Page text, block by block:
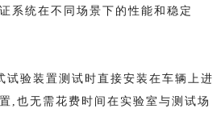
系统在不同场景下的性能和稳定
验装置测试时直接安装在车辆上进
,也无需花费时间在实验室与测试场